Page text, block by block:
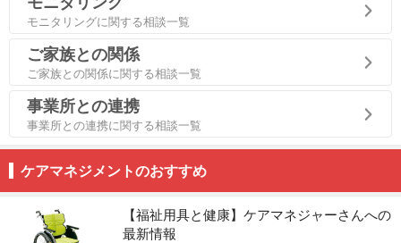
モニタリングに関する相談一覧
ご家族との関係
ご家族との関係に関する相談一覧
事業所との連携
事業所との連携に関する相談一覧
ケアマネジメントのおすすめ
【福祉用具と健康】ケアマネジャーさんへの
最新情報